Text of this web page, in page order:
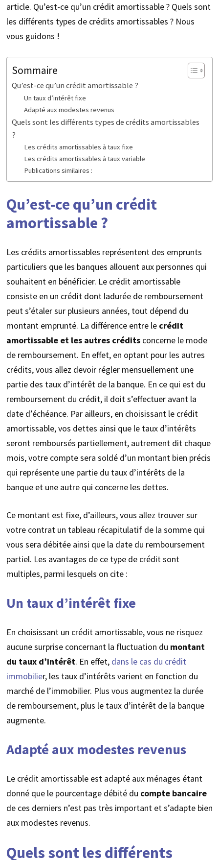
article. Qu’est-ce qu’un crédit amortissable ? Quels sont
les différents types de crédits amortissables ? Nous
vous guidons !
Sommaire
Qu’est-ce qu’un crédit amortissable ?
Un taux d’intérêt fixe
Adapté aux modestes revenus
Quels sont les différents types de crédits amortissables
?
Les crédits amortissables à taux fixe
Les crédits amortissables à taux variable
Publications similaires :
Qu’est-ce qu’un crédit
amortissable ?
Les crédits amortissables représentent des emprunts
particuliers que les banques allouent aux personnes qui
souhaitent en bénéficier. Le crédit amortissable
consiste en un crédit dont ladurée de remboursement
peut s’étaler sur plusieurs années, tout dépend du
montant emprunté. La différence entre le crédit
amortissable et les autres créditsconcerne le mode
de remboursement. En effet, en optant pour les autres
crédits, vous allez devoir régler mensuellement une
partie des taux d’intérêt de la banque. En ce qui est du
remboursement du crédit, il doit s’effectuer avant la
date d’échéance. Par ailleurs, en choisissant le crédit
amortissable, vos dettes ainsi que le taux d’intérêts
seront remboursés partiellement, autrement dit chaque
mois, votre compte sera soldé d’un montant bien précis
qui représente une partie du taux d’intérêts de la
banque et une autre qui concerne les dettes.
Ce montant est fixe, d’ailleurs, vous allez trouver sur
votre contrat un tableau récapitulatif de la somme qui
vous sera débitée ainsi que la date du remboursement
partiel. Les avantages de ce type de crédit sont
multiples, parmi lesquels on cite :
Un taux d’intérêt fixe
En choisissant un crédit amortissable, vous ne risquez
aucune surprise concernant la fluctuation du montant
du taux d’intérêt. En effet, dans le cas du crédit
immobilier, les taux d’intérêts varient en fonction du
marché de l’immobilier. Plus vous augmentez la durée
de remboursement, plus le taux d’intérêt de la banque
augmente.
Adapté aux modestes revenus
Le crédit amortissable est adapté aux ménages étant
donné que le pourcentage débité du compte bancaire
de ces derniers n’est pas très important et s’adapte bien
aux modestes revenus.
Quels sont les différents